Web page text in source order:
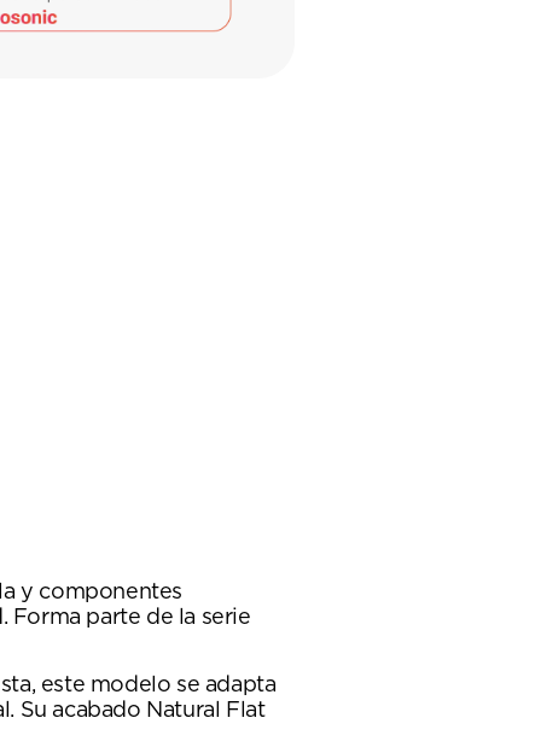
y componentes
Forma parte de la serie
este modelo se adapta
Su acabado Natural Flat